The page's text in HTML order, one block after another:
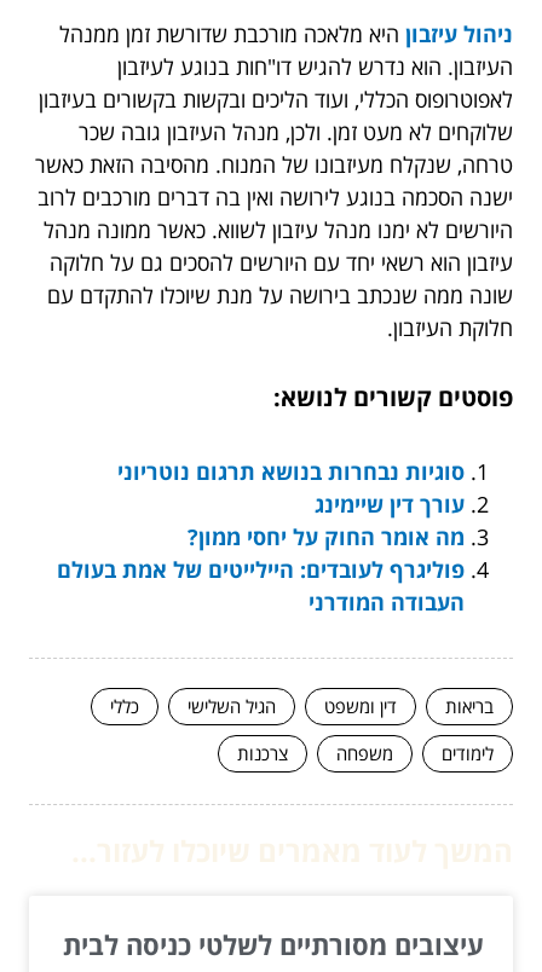
ניהול עיזבון היא מלאכה מורכבת שדורשת זמן ממנהל
העיזבון. הוא נדרש להגיש דו"חות בנוגע לעיזבון
לאפוטרופוס הכללי, ועוד הליכים ובקשות בקשורים בעיזבון
שלוקחים לא מעט זמן. ולכן, מנהל העיזבון גובה שכר
טרחה, שנקלח מעיזבונו של המנוח. מהסיבה הזאת כאשר
ישנה הסכמה בנוגע לירושה ואין בה דברים מורכבים לרוב
היורשים לא ימנו מנהל עיזבון לשווא. כאשר ממונה מנהל
עיזבון הוא רשאי יחד עם היורשים להסכים גם על חלוקה
שונה ממה שנכתב בירושה על מנת שיוכלו להתקדם עם
חלוקת העיזבון.
פוסטים קשורים לנושא:
סוגיות נבחרות בנושא תרגום נוטריוני
עורך דין שיימינג
מה אומר החוק על יחסי ממון?
פוליגרף לעובדים: היילייטים של אמת בעולם
העבודה המודרני
בריאות דין ומשפט הגיל השלישי
כללי
לימודים
משפחה צרכנות
עיצובים מסורתיים לשלטי כניסה לבית